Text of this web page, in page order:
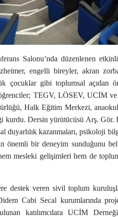
Salonu’nda düzenlenen
engelli bireyler, akran
çocuklar gibi toplumsal açıdan
TEGV, LÖSEV, UCİM
Halk Eğitim Merkezi,
kurdu. Dersin yürütücüsü Arş.
duyarlılık kazanmaları, psikoloji
önemli bir deneyim sunduğunu
mesleki gelişimleri hem de
destek veren sivil toplum
Cabi Secal kurumlarında
katılımcılara UCİM